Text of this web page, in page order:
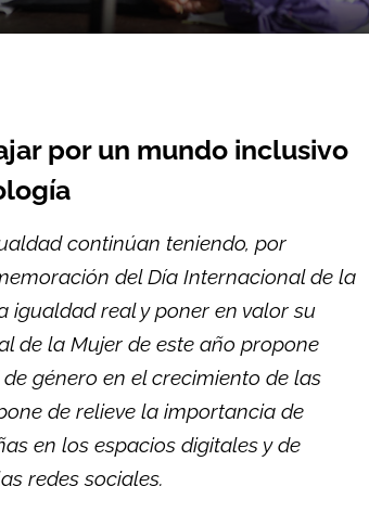
por un mundo inclusivo
continúan teniendo, por
del Día Internacional de la
igualdad real y poner en valor su
de la Mujer de este año propone
género en el crecimiento de las
de relieve la importancia de
en los espacios digitales y de
redes sociales.